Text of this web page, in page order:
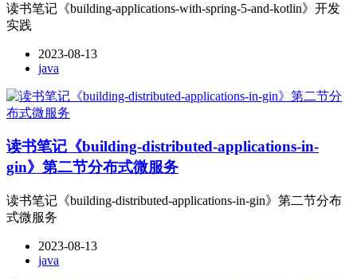
读书笔记《building-applications-with-spring-5-and-kotlin》开发
实践
2023-08-13
java
读书笔记《building-distributed-applications-in-
gin》第二节分布式微服务
读书笔记《building-distributed-applications-in-gin》第二节分布
式微服务
2023-08-13
java